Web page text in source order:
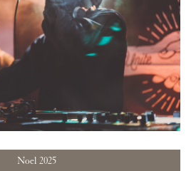
Noel 2025